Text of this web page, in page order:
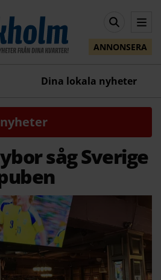
ANNONSERA
Dina lokala nyheter
såg Sverige